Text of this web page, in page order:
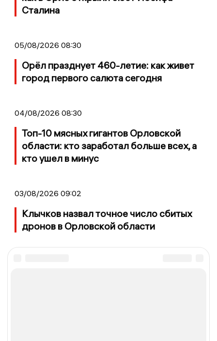
Сталина
05/08/2026 08:30
Орёл празднует 460-летие: как живет
город первого салюта сегодня
04/08/2026 08:30
Топ-10 мясных гигантов Орловской
области: кто заработал больше всех, а
кто ушел в минус
03/08/2026 09:02
Клычков назвал точное число сбитых
дронов в Орловской области